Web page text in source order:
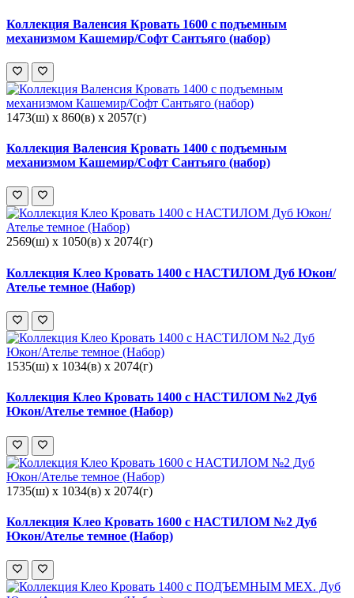
Коллекция Валенсия Кровать 1600 с подъемным
механизмом Кашемир/Софт Сантьяго (набор)
1473(ш) x 860(в) x 2057(г)
Коллекция Валенсия Кровать 1400 с подъемным
механизмом Кашемир/Софт Сантьяго (набор)
2569(ш) x 1050(в) x 2074(г)
Коллекция Клео Кровать 1400 с НАСТИЛОМ Дуб Юкон/
Ателье темное (Набор)
1535(ш) x 1034(в) x 2074(г)
Коллекция Клео Кровать 1400 с НАСТИЛОМ №2 Дуб
Юкон/Ателье темное (Набор)
1735(ш) x 1034(в) x 2074(г)
Коллекция Клео Кровать 1600 с НАСТИЛОМ №2 Дуб
Юкон/Ателье темное (Набор)